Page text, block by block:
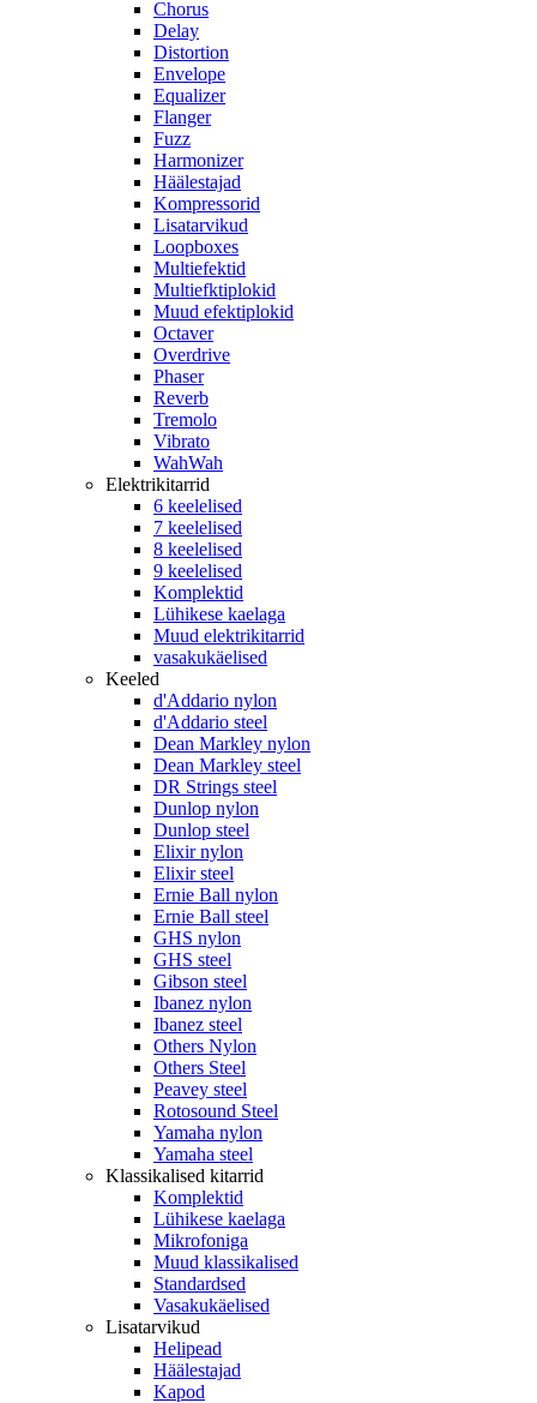
Chorus
Delay
Distortion
Envelope
Equalizer
Flanger
Fuzz
Harmonizer
Häälestajad
Kompressorid
Lisatarvikud
Loopboxes
Multiefektid
Multiefktiplokid
Muud efektiplokid
Octaver
Overdrive
Phaser
Reverb
Tremolo
Vibrato
WahWah
Elektrikitarrid
6 keelelised
7 keelelised
8 keelelised
9 keelelised
Komplektid
Lühikese kaelaga
Muud elektrikitarrid
vasakukäelised
Keeled
d'Addario nylon
d'Addario steel
Dean Markley nylon
Dean Markley steel
DR Strings steel
Dunlop nylon
Dunlop steel
Elixir nylon
Elixir steel
Ernie Ball nylon
Ernie Ball steel
GHS nylon
GHS steel
Gibson steel
Ibanez nylon
Ibanez steel
Others Nylon
Others Steel
Peavey steel
Rotosound Steel
Yamaha nylon
Yamaha steel
Klassikalised kitarrid
Komplektid
Lühikese kaelaga
Mikrofoniga
Muud klassikalised
Standardsed
Vasakukäelised
Lisatarvikud
Helipead
Häälestajad
Kapod